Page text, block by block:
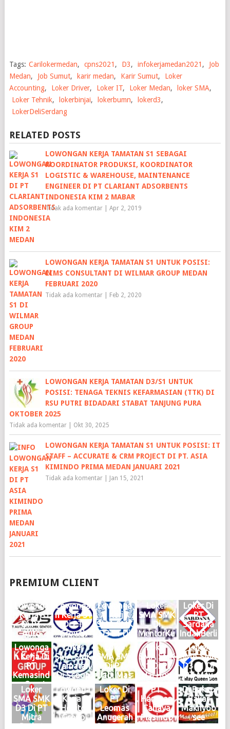
Tags: Carilokermedan, cpns2021 , D3, infokerjamedan2021 ,
Job
Medan, Job Sumut, karir medan, Karir Sumut,
Loker
Accounting, Loker Driver, Loker IT, Loker Medan, loker SMA,
Loker Tehnik, lokerbinjai, lokerbumn, lokerd3,
LokerDeliSerdang
RELATED POSTS
LOWONGAN KERJA TAMATAN S1 SEBAGAI
KOORDINATOR PRODUKSI, KOORDINATOR
LOGISTIC & WAREHOUSE, MAINTENANCE
ENGINEER DI PT CLARIANT ADSORBENTS
INDONESIA KIM 2 MABAR
Tidak ada komentar| Apr 2, 2019
LOWONGAN KERJA TAMATAN S1 UNTUK POSISI:
LIMS CONSULTANT DI WILMAR GROUP MEDAN
FEBRUARI 2020
Tidak ada komentar| Feb 2, 2020
LOWONGAN KERJA TAMATAN D3/S1 UNTUK
POSISI: TENAGA TEKNIS KEFARMASIAN (TTK) DI
RSU PUTRI BIDADARI STABAT TANJUNG PURA
OKTOBER 2025
Tidak ada komentar| Okt 30, 2025
LOWONGAN KERJA TAMATAN S1 UNTUK POSISI: IT
STAFF – ACCURATE & CRM PROJECT DI PT. ASIA
KIMINDO PRIMA MEDAN JANUARI 2021
Tidak ada komentar| Jan 15, 2021
PREMIUM CLIENT
Lowonga
n Kerja S1
Di PT
Auto
Dinamik
Sentosa
Medan
Juni 2026
Logo
Lowonga
n Kerja S1
Di PT
Growth
Steel
Group
Medan
Mei 2026
Logo
Lowonga
n Kerja
SMA SMK
D3 S1 Di
Group
Medan
Mei 2026
Logo
Loker
SMA SMK
Di
MentorKu
Indonesia
Medan
Maret
2025
Logo
Loker Di
PT
Sardana
IndahBerli
an Motor
Medan
Februari
2025
Logo
Lowonga
n Kerja Di
PT
Kemasind
o Cepat
Medan
Oktober
2024
Logo
Loker
SMA SMK
Tamatan
Di Scoop
Medan
Juni 2024
Logo
Loker
SMA SMK
Di PT
Jadi Mas
Medan
KIM
Mabar
April
2024
Loker
SMA SMK
S1 Di PT
Hai Hou
Medan
Januari
2024
Logo
Loker
SMA SMK
D3 S1 Di
PT May
Queen
Son
Medan
2024
Logo
Loker
SMA SMK
D3 Di PT
Mitra
Berkat
Lowonga
n Kerja Di
Hokito
Group
Loker Di
PT
Leomas
Anugerah
Bersauda
PT.
Harapan
Cahaya
Plasindo
Di Bakso
Bakar
Maknyoo
see